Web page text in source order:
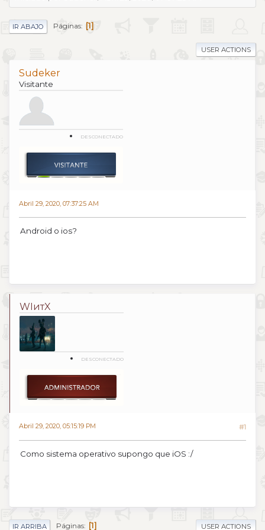
IR ABAJO Páginas 1
USER ACTIONS
Sudeker
Visitante
DESCONECTADO
Abril 29, 2020, 07:37:25 AM
Android o ios?
WIитX
DESCONECTADO
Abril 29, 2020, 05:15:19 PM #1
Como sistema operativo supongo que iOS :/
IR ARRIBA Páginas 1 USER ACTIONS